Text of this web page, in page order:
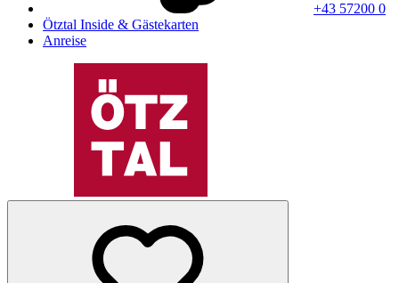
+43 57200 0
Ötztal Inside & Gästekarten
Anreise